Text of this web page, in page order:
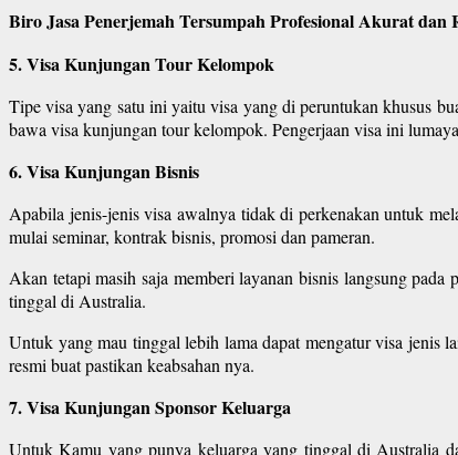
Biro Jasa Penerjemah Tersumpah Profesional Akurat
5. Visa Kunjungan Tour Kelompok
Tipe visa yang satu ini yaitu visa yang di peruntukan khusus
bawa visa kunjungan tour kelompok. Pengerjaan visa ini
6. Visa Kunjungan Bisnis
Apabila jenis-jenis visa awalnya tidak di perkenakan untuk
mulai seminar, kontrak bisnis, promosi dan pameran.
Akan tetapi masih saja memberi layanan bisnis langsung
tinggal di Australia.
Untuk yang mau tinggal lebih lama dapat mengatur visa jenis
resmi buat pastikan keabsahan nya.
7. Visa Kunjungan Sponsor Keluarga
Untuk Kamu yang punya keluarga yang tinggal di Australia